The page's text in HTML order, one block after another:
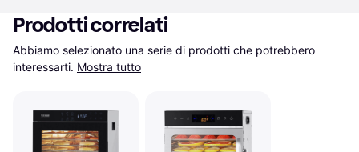
Prodotti correlati
Abbiamo selezionato una serie di prodotti che potrebbero
interessarti. Mostra tutto